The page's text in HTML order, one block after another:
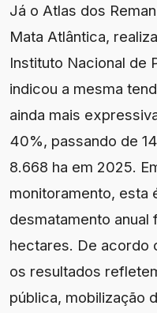
Já o Atlas dos
Mata Atlântica,
Instituto Nacional de
indicou a mesma
ainda mais
40%, passando de
8.668 ha em 2025.
monitoramento, esta
desmatamento anual
hectares. De acordo
os resultados
pública, mobilização